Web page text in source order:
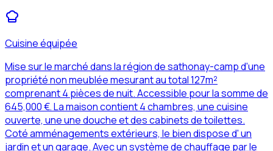
Cuisine équipée
Mise sur le marché dans la région de sathonay-camp d'une
propriété non meublée mesurant au total 127m²
comprenant 4 pièces de nuit. Accessible pour la somme de
645,000 €. La maison contient 4 chambres, une cuisine
ouverte, une une douche et des cabinets de toilettes.
Coté amménagements extérieurs, le bien dispose d' un
jardin et un garage. Avec un système de chauffage par le